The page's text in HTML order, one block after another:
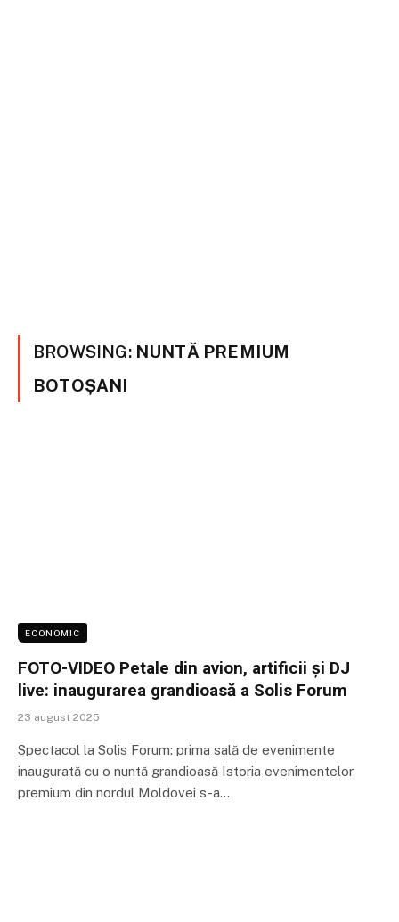
BROWSING: NUNTĂ PREMIUM
BOTOȘANI
ECONOMIC
FOTO-VIDEO Petale din avion, artificii și DJ
live: inaugurarea grandioasă a Solis Forum
23 august 2025
Spectacol la Solis Forum: prima sală de evenimente
inaugurată cu o nuntă grandioasă Istoria evenimentelor
premium din nordul Moldovei s-a…